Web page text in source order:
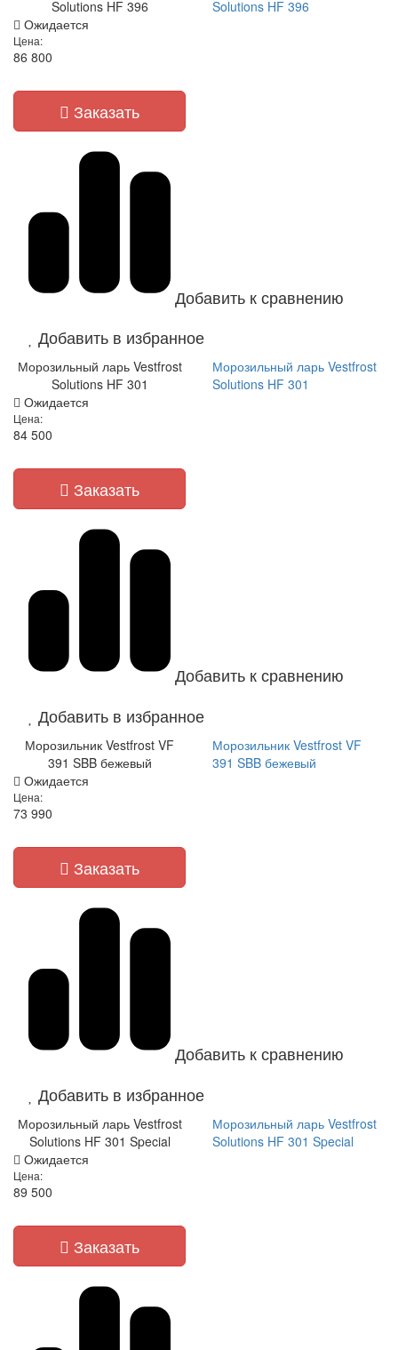
Solutions HF 396
Solutions HF 396
Ожидается
Цена:
86 800
Заказать
Добавить к сравнению
Добавить в избранное
Морозильный ларь Vestfrost
Solutions HF 301
Морозильный ларь Vestfrost
Solutions HF 301
Ожидается
Цена:
84 500
Заказать
Добавить к сравнению
Добавить в избранное
Морозильник Vestfrost VF
391 SBB бежевый
Морозильник Vestfrost VF
391 SBB бежевый
Ожидается
Цена:
73 990
Заказать
Добавить к сравнению
Добавить в избранное
Морозильный ларь Vestfrost
Solutions HF 301 Special
Морозильный ларь Vestfrost
Solutions HF 301 Special
Ожидается
Цена:
89 500
Заказать